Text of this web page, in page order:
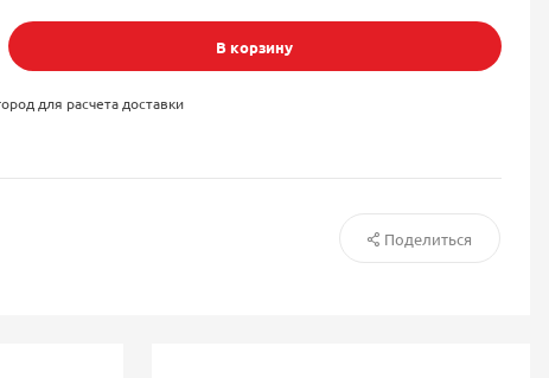
В корзину
для расчета доставки
Поделиться